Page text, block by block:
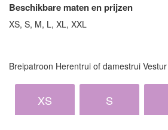
Beschikbare maten en prijzen
XS, S, M, L, XL, XXL
Breipatroon Herentrui of damestrui Vestur
XS S